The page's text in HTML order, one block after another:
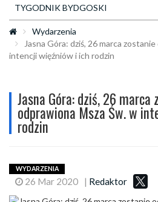
TYGODNIK BYDGOSKI
Wydarzenia
Jasna Góra: dziś, 26 marca
intencji więźniów i ich rodzin
Jasna Góra: dziś, 26 marca
odprawiona Msza Św. w
rodzin
WYDARZENIA
26 Mar 2020 | Redaktor